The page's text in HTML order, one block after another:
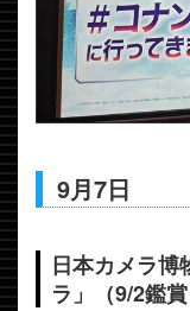
9月7日
日本カメラ博
ラ」（9/2鑑賞